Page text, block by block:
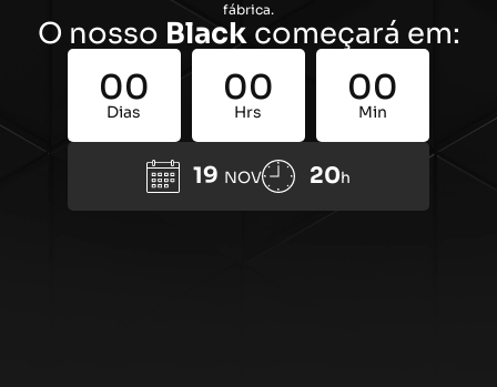
fábrica.
O nosso Blackcomeçará em:
00
Dias
00
Hrs
00
Min
19 NOV 20h